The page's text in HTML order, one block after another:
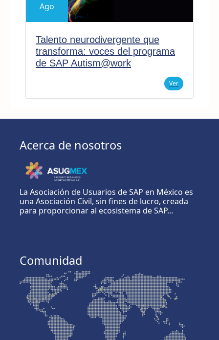
Ago
Talento neurodivergente que
transforma: voces del programa
de SAP Autism@work
Ver
Acerca de nosotros
La Asociación de Usuarios de SAP en México es
una Asociación Civil, sin fines de lucro, creada
para proporcionar al ecosistema de SAP...
Comunidad